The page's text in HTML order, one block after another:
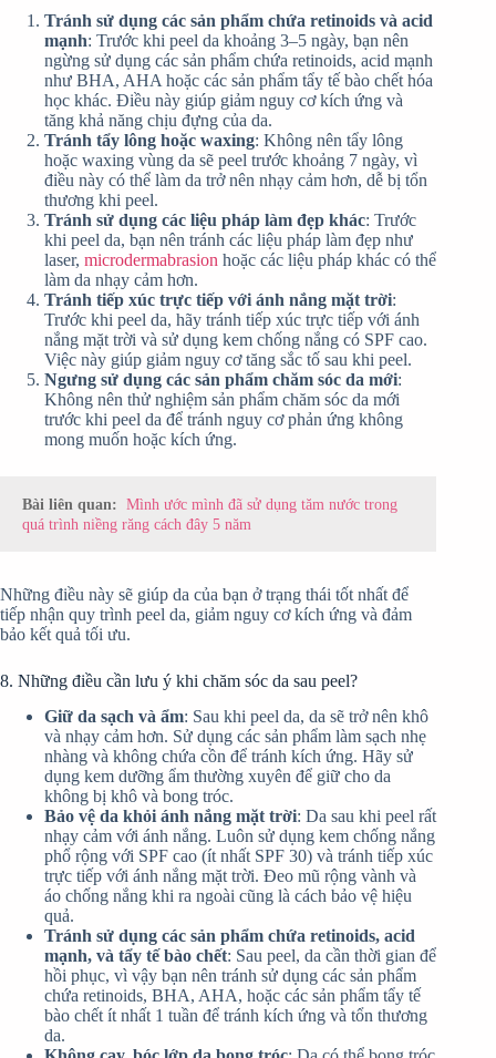
Tránh sử dụng các sản phẩm chứa retinoids và acid
mạnh: Trước khi peel da khoảng 3–5 ngày, bạn nên
ngừng sử dụng các sản phẩm chứa retinoids, acid mạnh
như BHA, AHA hoặc các sản phẩm tẩy tế bào chết hóa
học khác. Điều này giúp giảm nguy cơ kích ứng và
tăng khả năng chịu đựng của da.
Tránh tẩy lông hoặc waxing: Không nên tẩy lông
hoặc waxing vùng da sẽ peel trước khoảng 7 ngày, vì
điều này có thể làm da trở nên nhạy cảm hơn, dễ bị tổn
thương khi peel.
Tránh sử dụng các liệu pháp làm đẹp khác: Trước
khi peel da, bạn nên tránh các liệu pháp làm đẹp như
laser, microdermabrasion hoặc các liệu pháp khác có thể
làm da nhạy cảm hơn.
Tránh tiếp xúc trực tiếp với ánh nắng mặt trời:
Trước khi peel da, hãy tránh tiếp xúc trực tiếp với ánh
nắng mặt trời và sử dụng kem chống nắng có SPF cao.
Việc này giúp giảm nguy cơ tăng sắc tố sau khi peel.
Ngưng sử dụng các sản phẩm chăm sóc da mới:
Không nên thử nghiệm sản phẩm chăm sóc da mới
trước khi peel da để tránh nguy cơ phản ứng không
mong muốn hoặc kích ứng.
Bài liên quan: Mình ước mình đã sử dụng tăm nước trong
quá trình niềng răng cách đây 5 năm
Những điều này sẽ giúp da của bạn ở trạng thái tốt nhất để
tiếp nhận quy trình peel da, giảm nguy cơ kích ứng và đảm
bảo kết quả tối ưu.
8. Những điều cần lưu ý khi chăm sóc da sau peel?
Giữ da sạch và ẩm: Sau khi peel da, da sẽ trở nên khô
và nhạy cảm hơn. Sử dụng các sản phẩm làm sạch nhẹ
nhàng và không chứa cồn để tránh kích ứng. Hãy sử
dụng kem dưỡng ẩm thường xuyên để giữ cho da
không bị khô và bong tróc.
Bảo vệ da khỏi ánh nắng mặt trời: Da sau khi peel rất
nhạy cảm với ánh nắng. Luôn sử dụng kem chống nắng
phổ rộng với SPF cao (ít nhất SPF 30) và tránh tiếp xúc
trực tiếp với ánh nắng mặt trời. Đeo mũ rộng vành và
áo chống nắng khi ra ngoài cũng là cách bảo vệ hiệu
quả.
Tránh sử dụng các sản phẩm chứa retinoids, acid
mạnh, và tẩy tế bào chết: Sau peel, da cần thời gian để
hồi phục, vì vậy bạn nên tránh sử dụng các sản phẩm
chứa retinoids, BHA, AHA, hoặc các sản phẩm tẩy tế
bào chết ít nhất 1 tuần để tránh kích ứng và tổn thương
da.